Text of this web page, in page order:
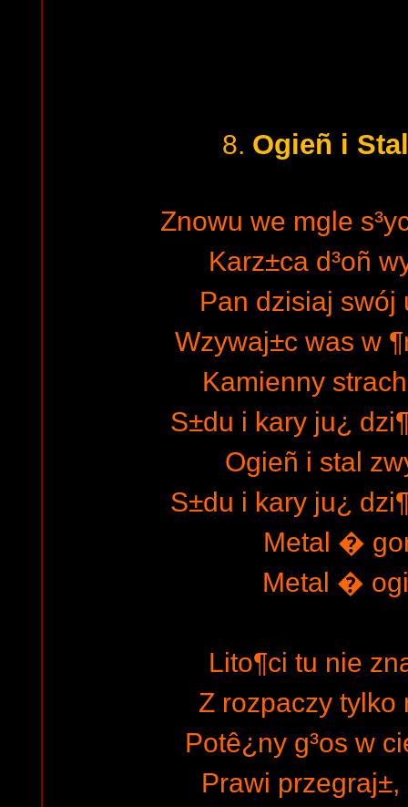
8. Ogieñ i
Znowu we mgle
Karz±ca d³oñ
Pan dzisiaj swój
Wzywaj±c was w
Kamienny
S±du i kary ju¿
Ogieñ i stal
S±du i kary ju¿
Metal �
Metal �
Lito¶ci tu nie
Z rozpaczy
Potê¿ny g³os w
Prawi